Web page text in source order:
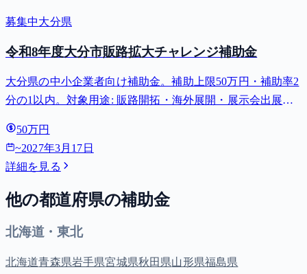
募集中大分県
令和8年度大分市販路拡大チャレンジ補助金
大分県の中小企業者向け補助金。補助上限50万円・補助率2
分の1以内。対象用途: 販路開拓・海外展開・展示会出展・
2027-03-17。
50万円
~2027年3月17日
詳細を見る
他の都道府県の補助金
北海道・東北
北海道青森県岩手県宮城県秋田県山形県福島県